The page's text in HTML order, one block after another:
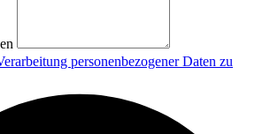
personenbezogener Daten zu